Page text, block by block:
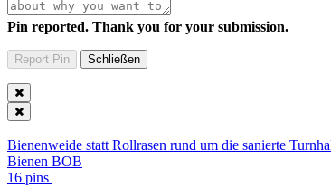
Pin reported. Thank you for your submission.
Bienenweide statt Rollrasen rund um die sanierte
Bienen BOB
16 pins